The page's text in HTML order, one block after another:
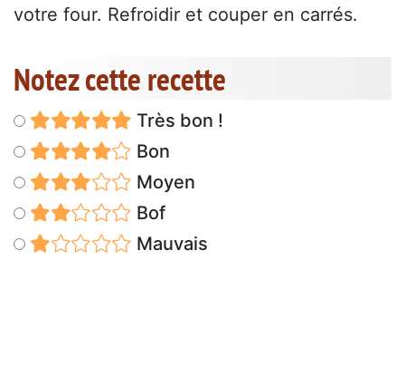
votre four. Refroidir et couper en carrés.
Notez cette recette
Très bon !
Bon
Moyen
Bof
Mauvais